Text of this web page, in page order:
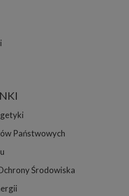
Państwowych
Środowiska